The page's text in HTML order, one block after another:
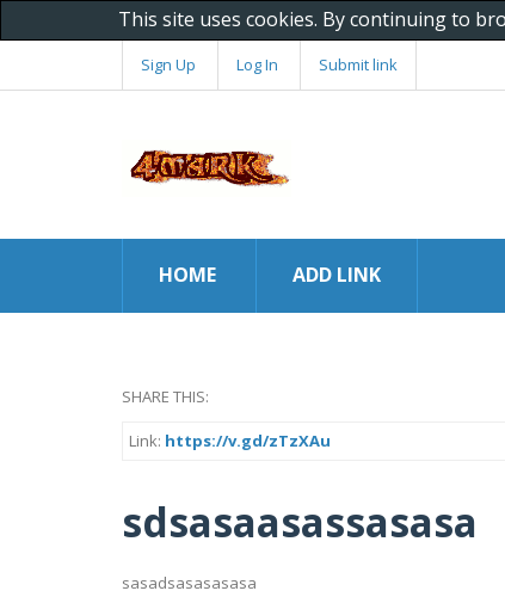
This site uses cookies. By continuing to
Sign Up Log In Submit link
HOME ADD LINK
SHARE THIS:
Link: https://v.gd/zTzXAu
sdsasaasassasasa
sasadsasasasasa